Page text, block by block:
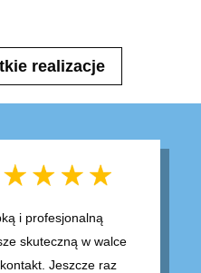
realizacje
i profesjonalną
skuteczną w walce
Jeszcze raz